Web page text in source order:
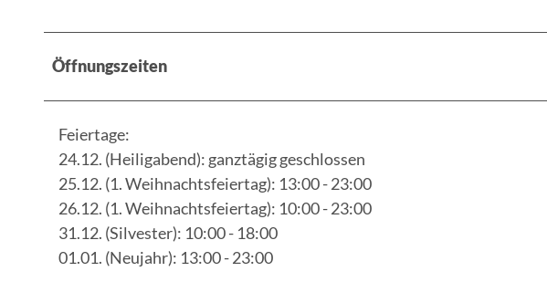
Öffnungszeiten
Feiertage:
24.12. (Heiligabend): ganztägig geschlossen
25.12. (1. Weihnachtsfeiertag): 13:00 - 23:00
26.12. (1. Weihnachtsfeiertag): 10:00 - 23:00
31.12. (Silvester): 10:00 - 18:00
01.01. (Neujahr): 13:00 - 23:00